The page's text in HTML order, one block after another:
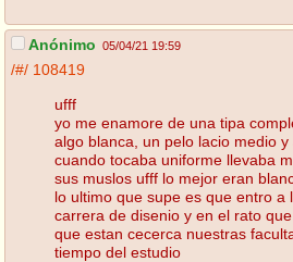
Anónimo 05/04/21 19:59
/#/ 108419
ufff
yo me enamore de una tipa
algo blanca, un pelo lacio medio
cuando tocaba uniforme llevaba
sus muslos ufff lo mejor eran
lo ultimo que supe es que entro a
carrera de disenio y en el rato
que estan cecerca nuestras
tiempo del estudio